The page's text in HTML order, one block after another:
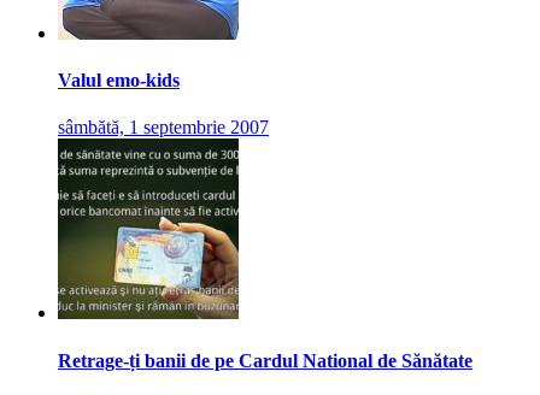
Valul emo-kids
sâmbătă, 1 septembrie 2007
Retrage-ți banii de pe Cardul National de Sănătate